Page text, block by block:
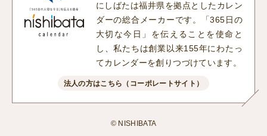
にしばたは福井県を拠点としたカレン
ダーの総合メーカーです。「365日の
大切な今日」を伝えることを使命と
し、私たちは創業以来155年にわたっ
てカレンダーを創りつづけています。
法人の方はこちら（コーポレートサイト）
© NISHIBATA